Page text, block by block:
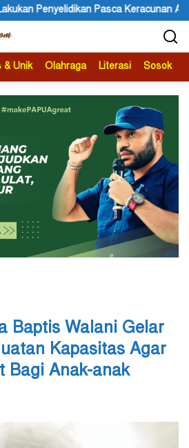
Dugaan Menu MBG di Depapre
& Unik Olahraga Literasi Sosok
Baptis Walani Gelar
Kapasitas Agar
Bagi Anak-anak